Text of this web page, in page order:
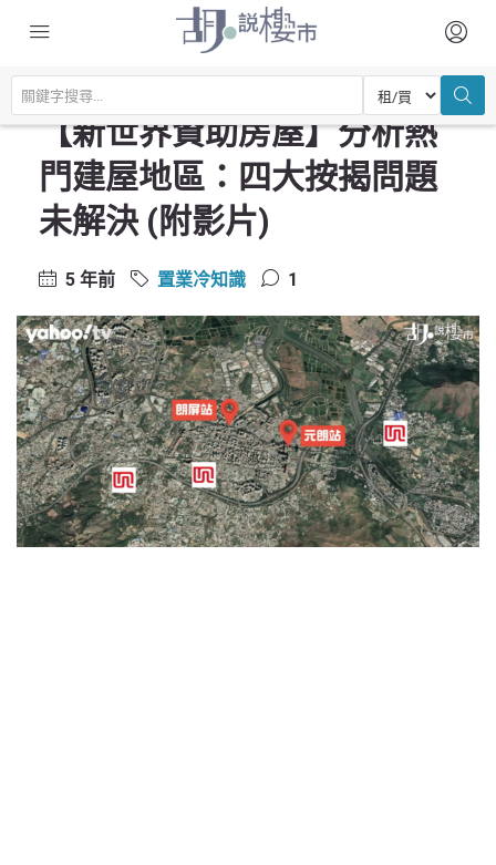
主頁
置業冷知識
【新世界資助房屋】分析熱門建屋地區：四大按揭問題未解決 (附影片)
【新世界資助房屋】分析熱
門建屋地區：四大按揭問題
未解決 (附影片)
5 年前 置業冷知識 1